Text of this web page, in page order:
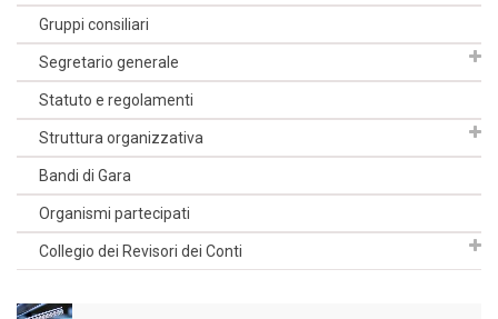
Gruppi consiliari
Segretario generale
Statuto e regolamenti
Struttura organizzativa
Bandi di Gara
Organismi partecipati
Collegio dei Revisori dei Conti